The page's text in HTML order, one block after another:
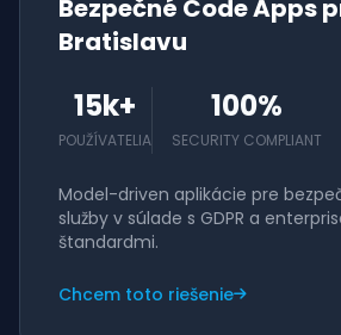
Bezpečné Code Apps
Bratislavu
15k+
POUŽÍVATELIA
100%
SECURITY COMPLIANT
Model-driven aplikácie pre
služby v súlade s GDPR a
štandardmi.
Chcem toto riešenie